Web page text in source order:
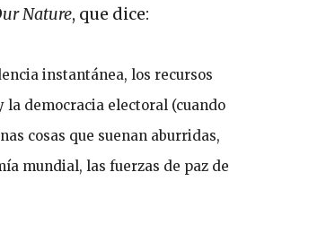
Nature, que dice:
instantánea, los recursos
democracia electoral (cuando
cosas que suenan aburridas,
mundial, las fuerzas de paz de